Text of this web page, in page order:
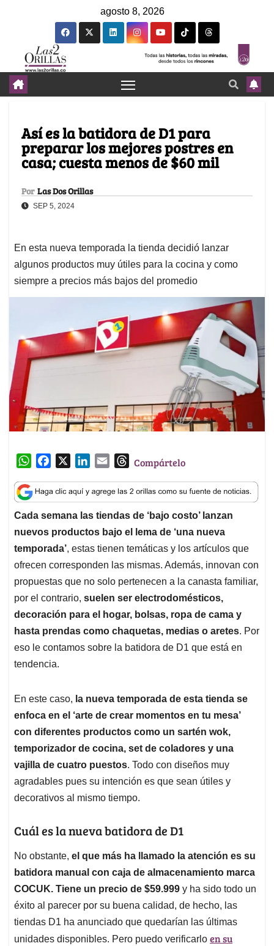
agosto 8, 2026
Así es la batidora de D1 para
preparar los mejores postres en
casa; cuesta menos de $60 mil
Por Las Dos Orillas
SEP 5, 2024
En esta nueva temporada la tienda decidió lanzar
algunos productos muy útiles para la cocina y como
siempre a precios más bajos del promedio
W
a
t
s
A
p
p
c
e
b
o
o
k
n
k
e
d
I
n
a
i
l
T
r
e
a
d
s
Compártelo
Cada semana las tiendas de ‘bajo costo’ lanzan
nuevos productos bajo el lema de ‘una nueva
temporada’, estas tienen temáticas y los artículos que
ofrecen corresponden las mismas. Además, innovan con
propuestas que no solo pertenecen a la canasta familiar,
por el contrario, suelen ser electrodomésticos,
decoración para el hogar, bolsas, ropa de cama y
hasta prendas como chaquetas, medias o aretes. Por
eso le contamos sobre la batidora de D1 que está en
tendencia.
En este caso, la nueva temporada de esta tienda se
enfoca en el ‘arte de crear momentos en tu mesa’
con diferentes productos como un sartén wok,
temporizador de cocina, set de coladores y una
vajilla de cuatro puestos. Todo con diseños muy
agradables pues su intención es que sean útiles y
decorativos al mismo tiempo.
Cuál es la nueva batidora de D1
No obstante, el que más ha llamado la atención es su
batidora manual con caja de almacenamiento marca
COCUK. Tiene un precio de $59.999 y ha sido todo un
éxito al parecer por su buena calidad, de hecho, las
tiendas D1 ha anunciado que quedarían las últimas
unidades disponibles. Pero puedo verificarlo en su